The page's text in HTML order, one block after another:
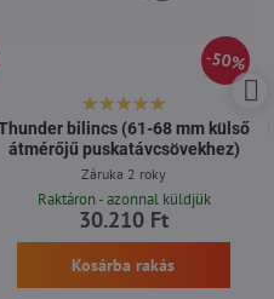
50%
bilincs (61-68 mm külső
átmérőjű puskatávcsövekhez)
Záruka 2 roky
Raktáron - azonnal küldjük
30.210 Ft
Kosárba rakás